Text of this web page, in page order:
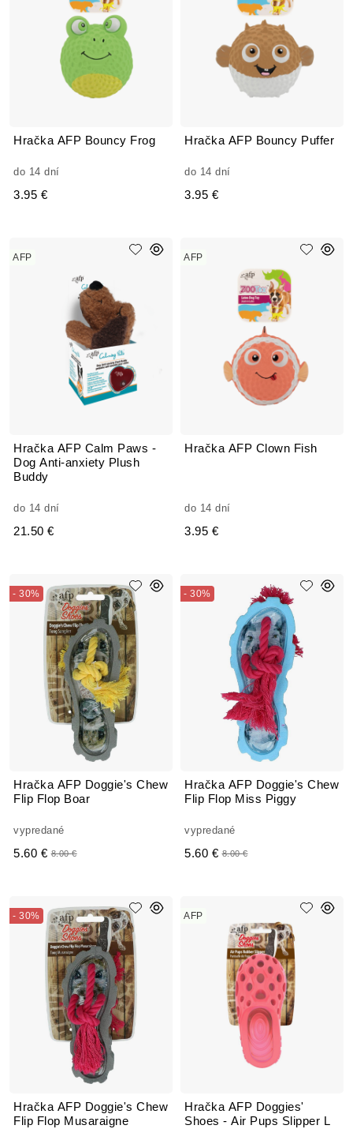
Hračka AFP Bouncy Frog
do 14 dní
3.95 €
Hračka AFP Bouncy Puffer
do 14 dní
3.95 €
Hračka AFP Calm Paws -
Dog Anti-anxiety Plush
Buddy
AFP
do 14 dní
21.50 €
Hračka AFP Clown Fish
AFP
do 14 dní
3.95 €
Hračka AFP Doggie's Chew
Flip Flop Boar
- 30%
vypredané
5.60 € 8.00 €
Hračka AFP Doggie's Chew
Flip Flop Miss Piggy
- 30%
vypredané
5.60 € 8.00 €
Hračka AFP Doggie's Chew
Flip Flop Musaraigne
- 30%
Hračka AFP Doggies'
Shoes - Air Pups Slipper L
AFP